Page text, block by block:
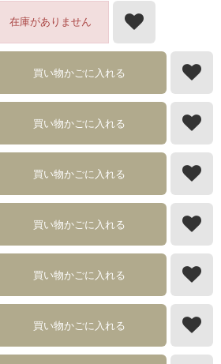
在庫がありません
買い物かごに入れる
買い物かごに入れる
買い物かごに入れる
買い物かごに入れる
買い物かごに入れる
買い物かごに入れる